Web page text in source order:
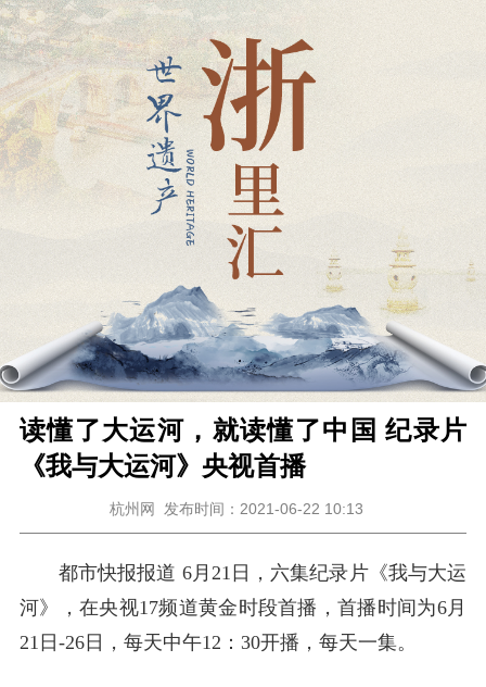
读懂了大运河，就读懂了中国 纪录片
《我与大运河》央视首播
杭州网 发布时间：2021-06-22 10:13
都市快报报道 6月21日，六集纪录片《我与大运
河》，在央视17频道黄金时段首播，首播时间为6月
21日-26日，每天中午12：30开播，每天一集。